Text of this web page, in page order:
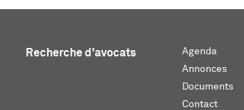
Recherche d'avocats
Agenda
Annonces
Documents
Contact